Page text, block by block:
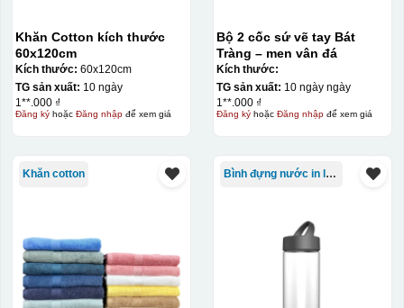
Khăn Cotton kích thước
60x120cm
Kích thước: 60x120cm
TG sản xuất: 10 ngày
1**.000 ₫
Đăng kýhoặc Đăng nhậpđể xem giá
Bộ 2 cốc sứ vẽ tay Bát
Tràng – men vân đá
Kích thước:
TG sản xuất: 10 ngày ngày
1**.000 ₫
Đăng kýhoặc Đăng nhậpđể xem giá
Khăn cotton Bình đựng nước in logo